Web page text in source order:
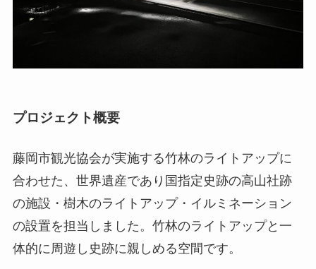
プロジェクト概要
藤岡市観光協会が実施する竹林のライトアップに
合わせた、世界遺産であり国指定史跡の高山社跡
の施設・樹木のライトアップ・イルミネーション
の設置を担当しました。竹林のライトアップと一
体的に周遊し史跡に親しめる空間です。